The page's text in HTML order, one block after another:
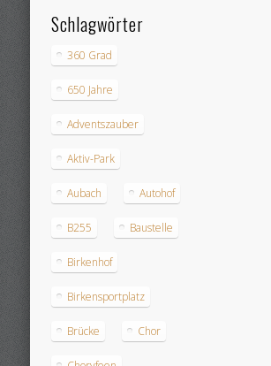
Schlagwörter
360 Grad
650 Jahre
Adventszauber
Aktiv-Park
Aubach Autohof
B255 Baustelle
Birkenhof
Birkensportplatz
Brücke Chor